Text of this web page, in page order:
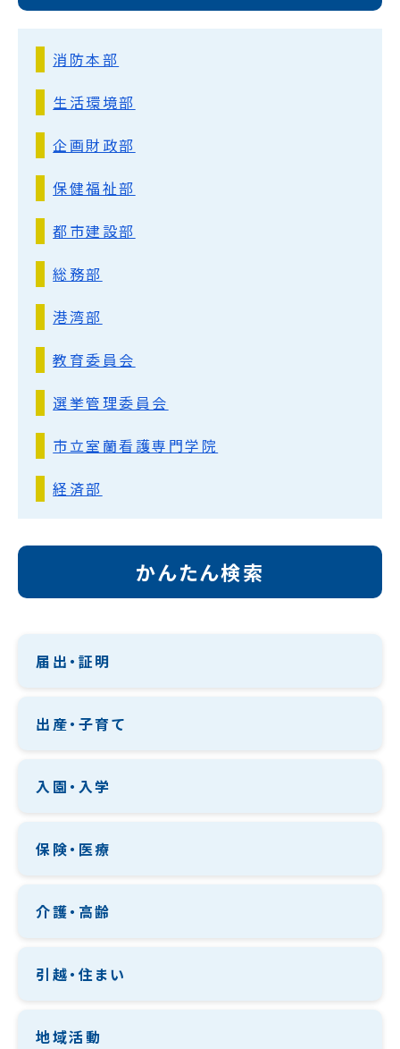
消防本部
生活環境部
企画財政部
保健福祉部
都市建設部
総務部
港湾部
教育委員会
選挙管理委員会
市立室蘭看護専門学院
経済部
かんたん検索
届出・証明
出産・子育て
入園・入学
保険・医療
介護・高齢
引越・住まい
地域活動